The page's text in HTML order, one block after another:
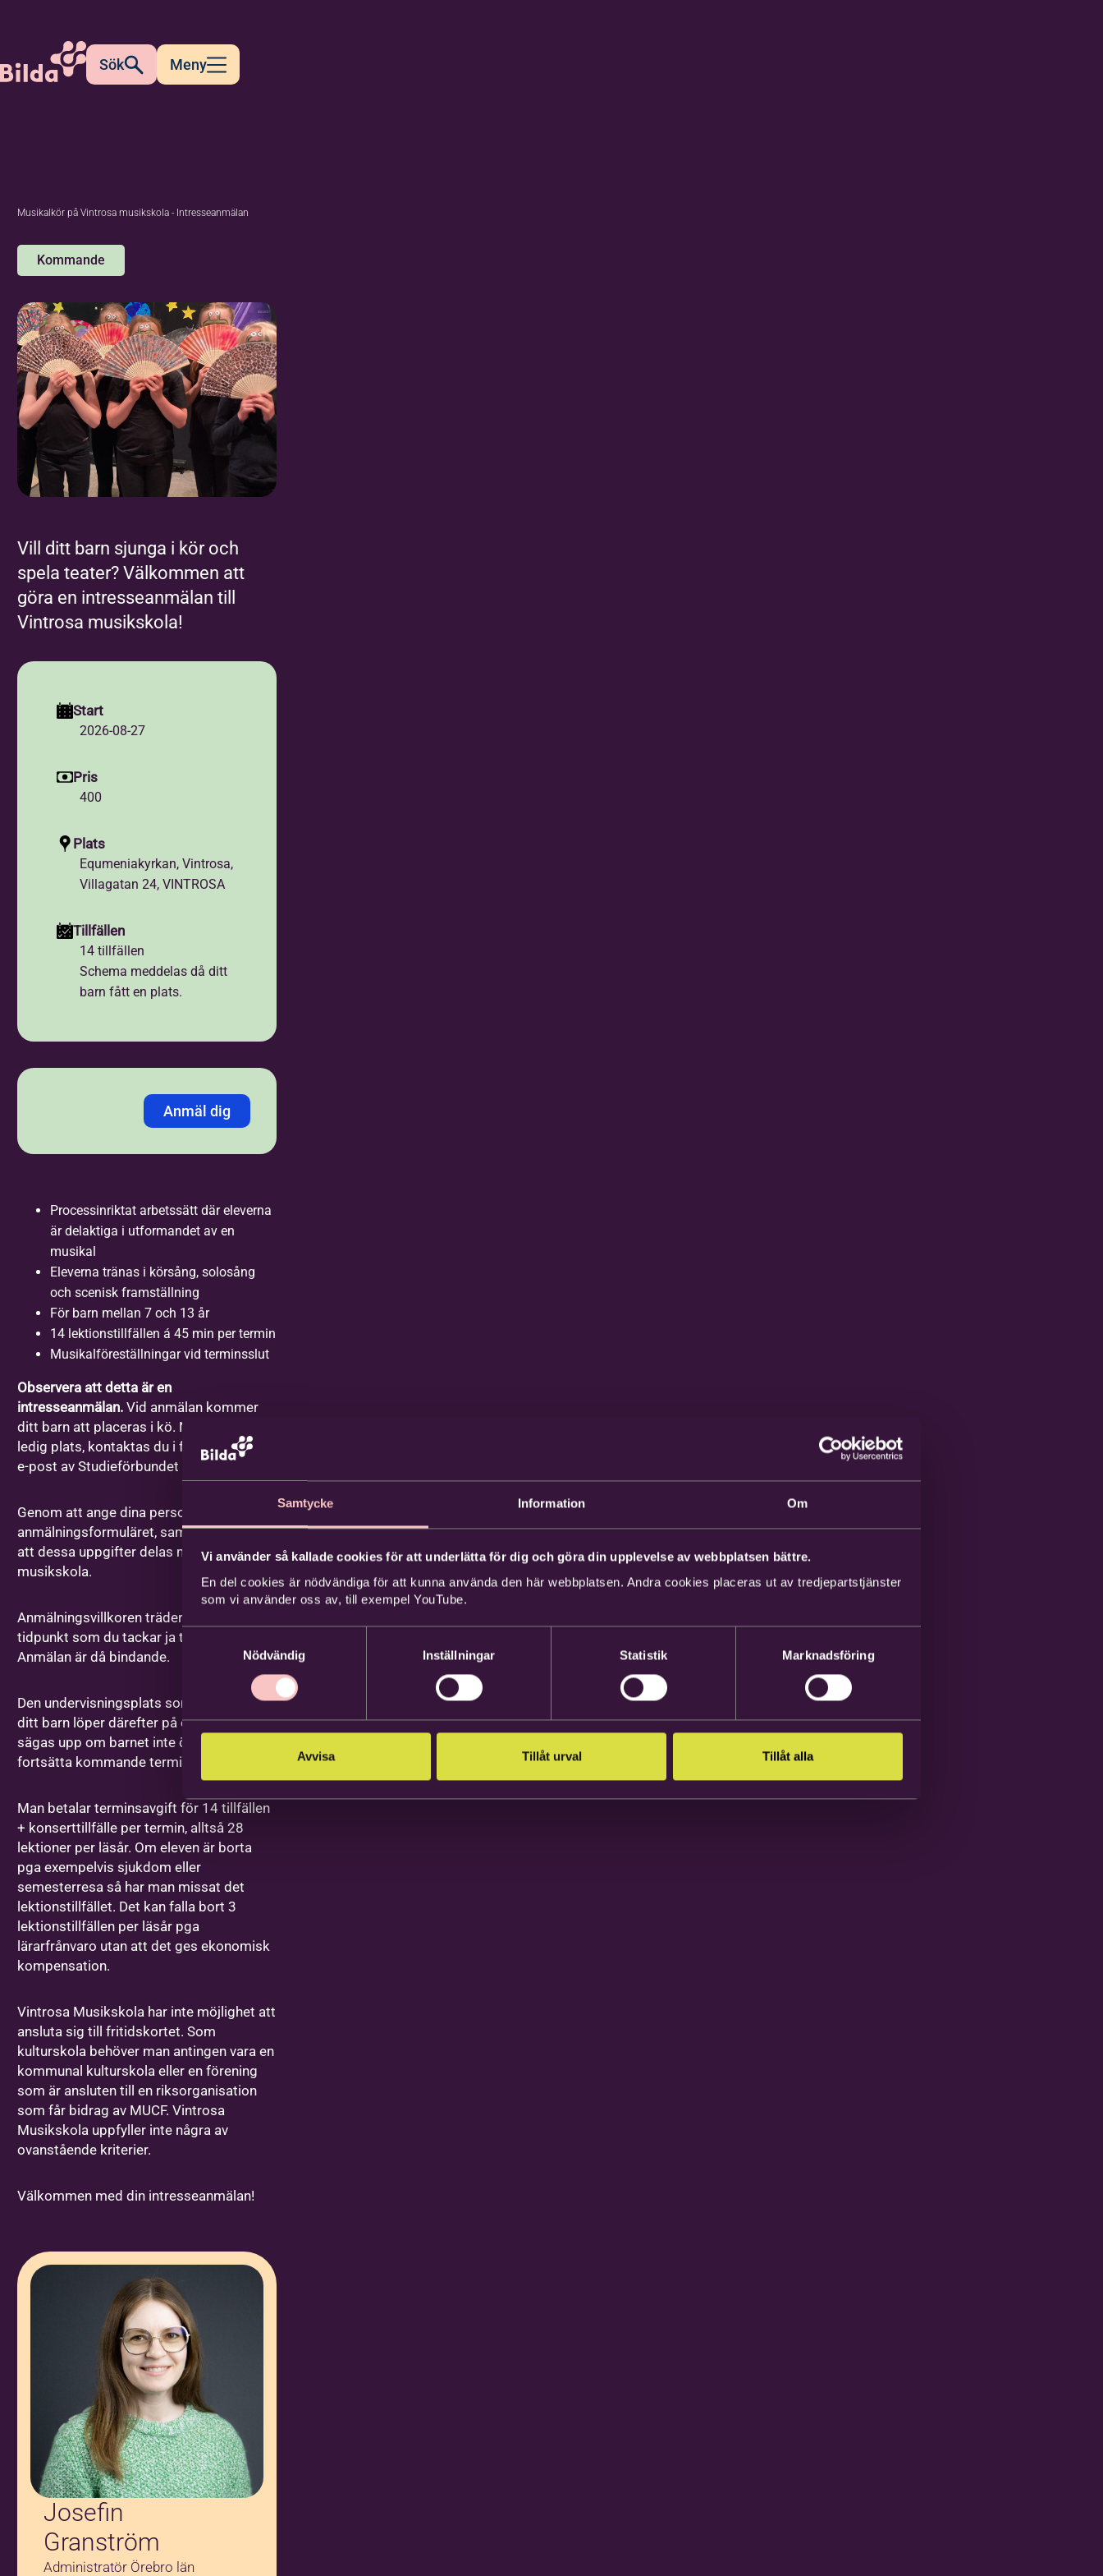
Samtycke Information Om
Vi använder så kallade cookies för att underlätta för dig och göra din upplevelse av webbplatsen bättre.
En del cookies är nödvändiga för att kunna använda den här webbplatsen. Andra cookies placeras ut av tredjepartstjänster
som vi använder oss av, till exempel YouTube.
Samtyckesval
Nödvändig
Inställningar Statistik Marknadsföring
Avvisa Tillåt urval Tillåt alla
Sök Meny
Musikalkör på Vintrosa musikskola - Intresseanmälan
Kommande
Vill ditt barn sjunga i kör och
spela teater? Välkommen att
göra en intresseanmälan till
Vintrosa musikskola!
Start
2026-08-27
Pris
400
Plats
Equmeniakyrkan, Vintrosa,
Villagatan 24, VINTROSA
Tillfällen
14 tillfällen
Schema meddelas då ditt
barn fått en plats.
Anmäl dig
Personnummer
Personnummer /
Samordningsnummer*
Förnamn*
Efternamn*
E-post*
Telefon
Adress*
c/o adress
Noteringar
Jag godkänner
anmälningsvillkoren*
Jag vill ha erbjudanden och
nyhetsbrev. Vad innebär detta?
Mera information*
Processinriktat arbetssätt där eleverna
är delaktiga i utformandet av en
musikal
Eleverna tränas i körsång, solosång
och scenisk framställning
För barn mellan 7 och 13 år
14 lektionstillfällen á 45 min per termin
Musikalföreställningar vid terminsslut
Observera att detta är en
intresseanmälan.Vid anmälan kommer
ditt barn att placeras i kö. När det finns en
ledig plats, kontaktas du i första hand via
e-post av Studieförbundet Bilda.
Genom att ange dina personuppgifter i
anmälningsformuläret, samtycker du till
att dessa uppgifter delas med Vintrosa
musikskola.
Anmälningsvillkoren träder i kraft från den
tidpunkt som du tackar ja till en plats.
Anmälan är då bindande.
Den undervisningsplats som erbjuds till
ditt barn löper därefter på och behöver
sägas upp om barnet inte önskar
fortsätta kommande termin.
Man betalar terminsavgift för 14 tillfällen
+ konserttillfälle per termin, alltså 28
lektioner per läsår. Om eleven är borta
pga exempelvis sjukdom eller
semesterresa så har man missat det
lektionstillfället. Det kan falla bort 3
lektionstillfällen per läsår pga
lärarfrånvaro utan att det ges ekonomisk
kompensation.
Vintrosa Musikskola har inte möjlighet att
ansluta sig till fritidskortet. Som
kulturskola behöver man antingen vara en
kommunal kulturskola eller en förening
som är ansluten till en riksorganisation
som får bidrag av MUCF. Vintrosa
Musikskola uppfyller inte några av
ovanstående kriterier.
Välkommen med din intresseanmälan!
Josefin
Granström
Administratör Örebro län